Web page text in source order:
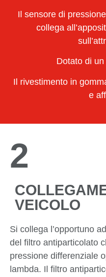
Il sensore di
collega
Dotato di
Il rivestimento in
e
2
VEICOLO
Si collega l’opportuno
del filtro antiparticolato
pressione differenziale
lambda. Il filtro